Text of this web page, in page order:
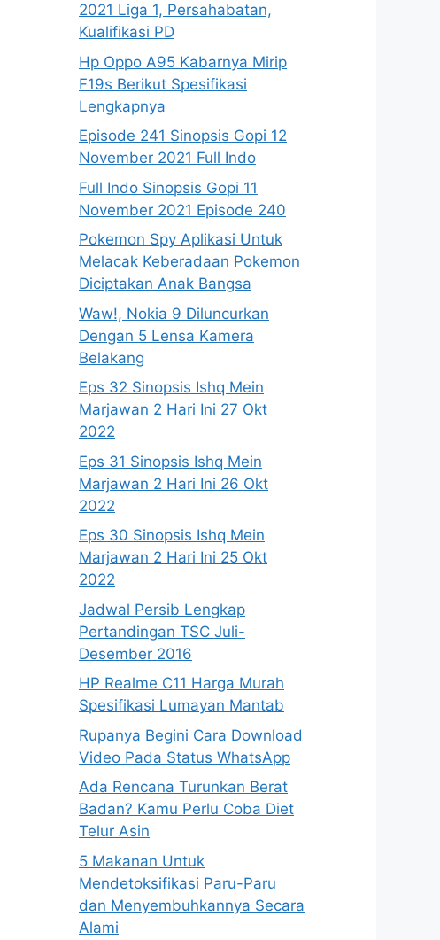
2021 Liga 1, Persahabatan,
Kualifikasi PD
Hp Oppo A95 Kabarnya Mirip
F19s Berikut Spesifikasi
Lengkapnya
Episode 241 Sinopsis Gopi 12
November 2021 Full Indo
Full Indo Sinopsis Gopi 11
November 2021 Episode 240
Pokemon Spy Aplikasi Untuk
Melacak Keberadaan Pokemon
Diciptakan Anak Bangsa
Waw!, Nokia 9 Diluncurkan
Dengan 5 Lensa Kamera
Belakang
Eps 32 Sinopsis Ishq Mein
Marjawan 2 Hari Ini 27 Okt
2022
Eps 31 Sinopsis Ishq Mein
Marjawan 2 Hari Ini 26 Okt
2022
Eps 30 Sinopsis Ishq Mein
Marjawan 2 Hari Ini 25 Okt
2022
Jadwal Persib Lengkap
Pertandingan TSC Juli-
Desember 2016
HP Realme C11 Harga Murah
Spesifikasi Lumayan Mantab
Rupanya Begini Cara Download
Video Pada Status WhatsApp
Ada Rencana Turunkan Berat
Badan? Kamu Perlu Coba Diet
Telur Asin
5 Makanan Untuk
Mendetoksifikasi Paru-Paru
dan Menyembuhkannya Secara
Alami